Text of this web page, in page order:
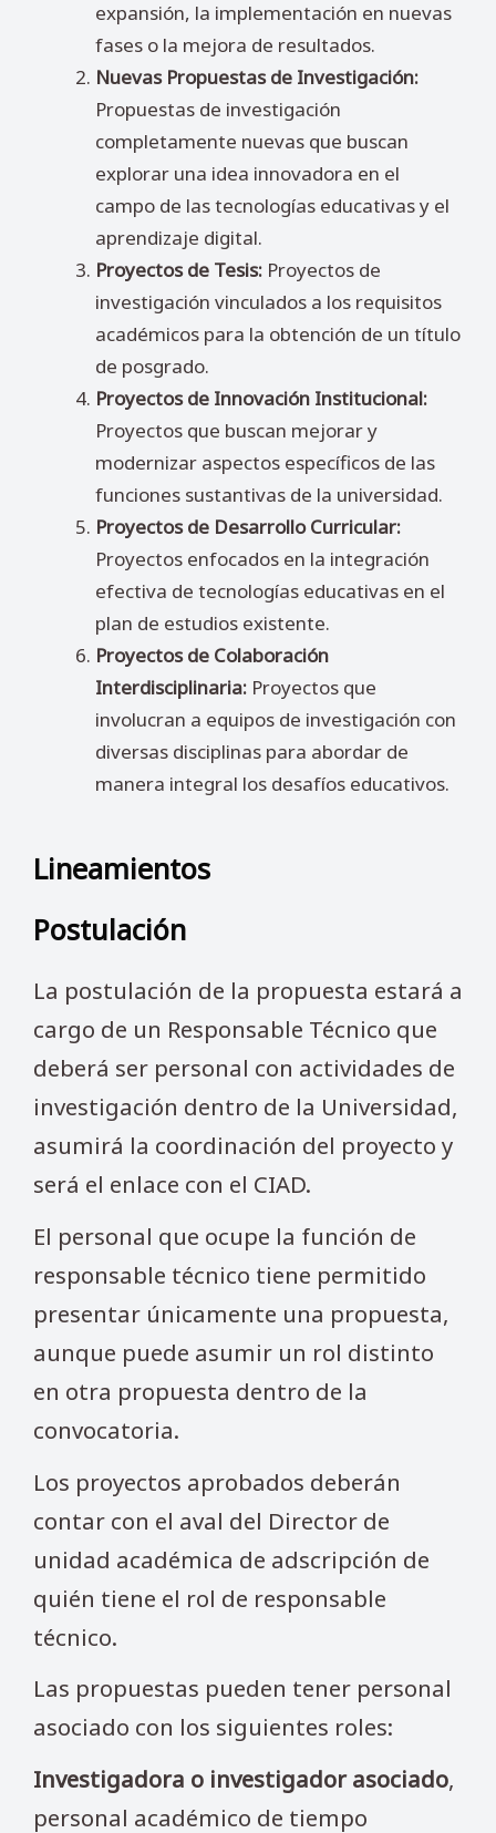
expansión, la implementación en nuevas
fases o la mejora de resultados.
Nuevas Propuestas de Investigación:
Propuestas de investigación
completamente nuevas que buscan
explorar una idea innovadora en el
campo de las tecnologías educativas y el
aprendizaje digital.
Proyectos de Tesis:Proyectos de
investigación vinculados a los requisitos
académicos para la obtención de un título
de posgrado.
Proyectos de Innovación Institucional:
Proyectos que buscan mejorar y
modernizar aspectos específicos de las
funciones sustantivas de la universidad.
Proyectos de Desarrollo Curricular:
Proyectos enfocados en la integración
efectiva de tecnologías educativas en el
plan de estudios existente.
Proyectos de Colaboración
Interdisciplinaria:Proyectos que
involucran a equipos de investigación con
diversas disciplinas para abordar de
manera integral los desafíos educativos.
Lineamientos
Postulación
La postulación de la propuesta estará a
cargo de un Responsable Técnico que
deberá ser personal con actividades de
investigación dentro de la Universidad,
asumirá la coordinación del proyecto y
será el enlace con el CIAD.
El personal que ocupe la función de
responsable técnico tiene permitido
presentar únicamente una propuesta,
aunque puede asumir un rol distinto
en otra propuesta dentro de la
convocatoria.
Los proyectos aprobados deberán
contar con el aval del Director de
unidad académica de adscripción de
quién tiene el rol de responsable
técnico.
Las propuestas pueden tener personal
asociado con los siguientes roles:
Investigadora o investigador asociado,
personal académico de tiempo